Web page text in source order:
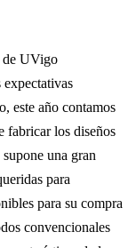
de UVigo
expectativas
este año contamos
fabricar los diseños
una gran
para
para su compra
convencionales